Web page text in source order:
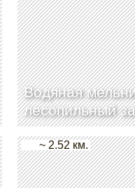
Водяная
лесопильный
~ 2.52 км.